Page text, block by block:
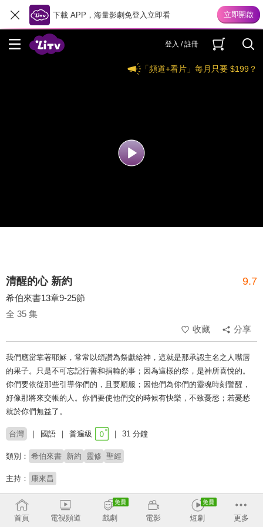
下載 APP，海量影劇免登入立即看
登入 / 註冊
「頻道+看片」每月只要 $199？
清醒的心 新約 9.7
希伯來書13章9-25節
全 35 集
收藏
分享
我們應當靠著耶穌，常常以頌讚為祭獻給神，這就是那承認主名之人嘴唇
的果子。只是不可忘記行善和捐輸的事；因為這樣的祭，是神所喜悅的。
你們要依從那些引導你們的，且要順服；因他們為你們的靈魂時刻警醒，
好像那將來交帳的人。你們要使他們交的時候有快樂，不致憂愁；若憂愁
就於你們無益了。
台灣 國語 普遍級 31 分鐘
類別： 希伯來書 新約 靈修 聖經
主持： 康來昌
收回
首頁
電視頻道 戲劇 電影 短劇 更多